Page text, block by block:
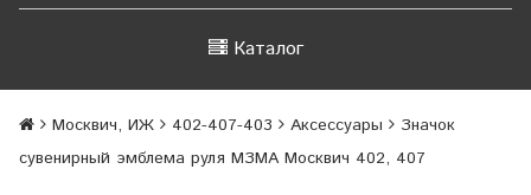
Каталог
Москвич, ИЖ 402-407-403 Аксессуары
Значок
сувенирный эмблема руля МЗМА Москвич 402, 407